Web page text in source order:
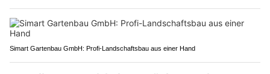
Simart Gartenbau GmbH: Profi-Landschaftsbau aus einer Hand